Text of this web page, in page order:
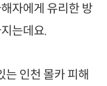
자에게 유리한 방
는데요.
는 인천 몰카 피해